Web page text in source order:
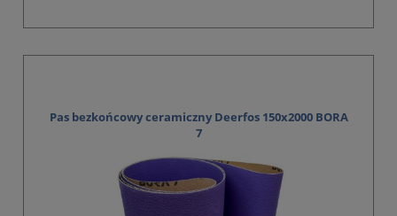
Pas bezkońcowy ceramiczny Deerfos 150x2000 BORA
7